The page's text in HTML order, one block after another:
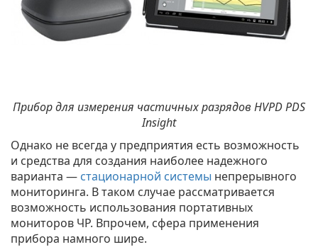
Прибор для измерения частичных разрядов HVPD PDS
Insight
Однако не всегда у предприятия есть возможность
и средства для создания наиболее надежного
варианта — стационарной системы непрерывного
мониторинга. В таком случае рассматривается
возможность использования портативных
мониторов ЧР. Впрочем, сфера применения
прибора намного шире.